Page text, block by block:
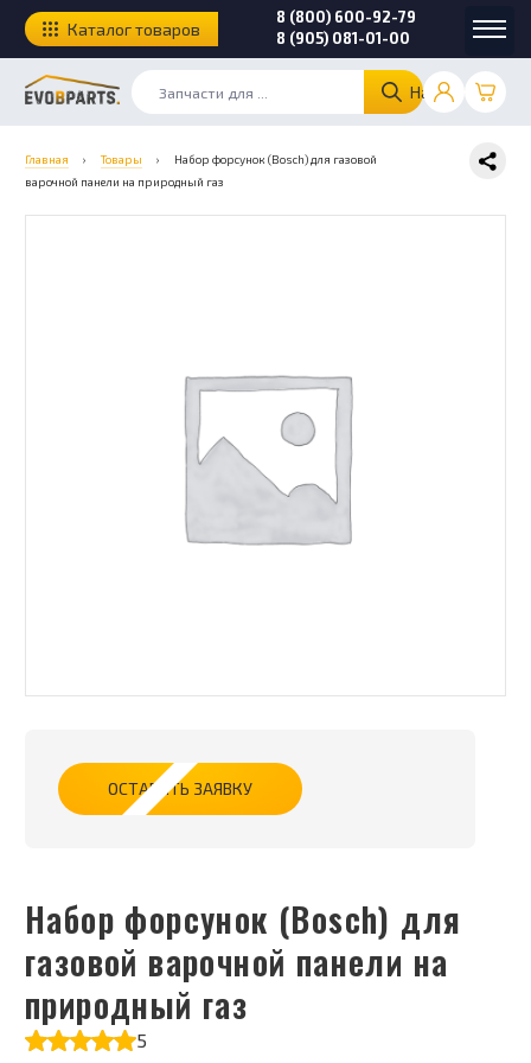
Найти
8 (800) 600-92-79
8 (905) 081-01-00
Каталог товаров
Главная › Товары ›
Набор форсунок (Bosch) для газовой
варочной панели на природный газ
Набор форсунок (Bosch) для
газовой варочной панели на
природный газ
5
ОСТАВИТЬ ЗАЯВКУ